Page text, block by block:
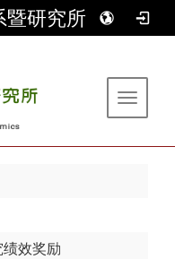
暨研究所
Toggle
效奖励